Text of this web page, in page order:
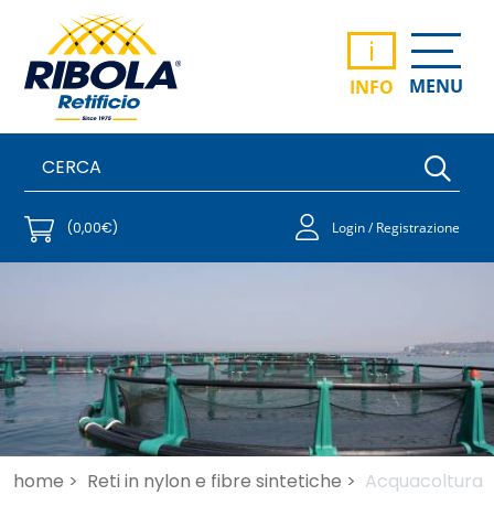
i
INFO MENU
(0,00€) Login / Registrazione
home > Reti in nylon e fibre sintetiche > Acquacoltura